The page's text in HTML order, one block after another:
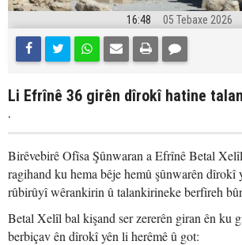
16:48 05 Tebaxe 2026
Li Efrînê 36 girên dîrokî hatine
.
Birêvebirê Ofîsa Şûnwaran a Efrînê Betal
ragihand ku hema bêje hemû şûnwarên dîrokî
rûbirûyî wêrankirin û talankirineke berfireh
Betal Xelîl bal kişand ser zererên giran ên ku
berbiçav ên dîrokî yên li herêmê û got: